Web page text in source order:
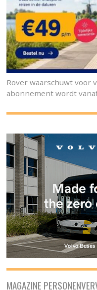
Rover waarschuwt voor
abonnement wordt
MAGAZINE